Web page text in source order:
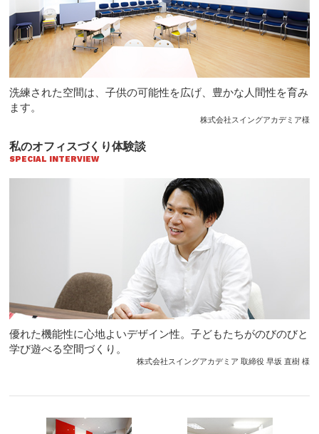
洗練された空間は、子供の可能性を広げ、豊かな人間性を育み
ます。
株式会社スイングアカデミア様
私のオフィスづくり体験談
SPECIAL INTERVIEW
優れた機能性に心地よいデザイン性。子どもたちがのびのびと
学び遊べる空間づくり。
株式会社スイングアカデミア 取締役 早坂 直樹 様